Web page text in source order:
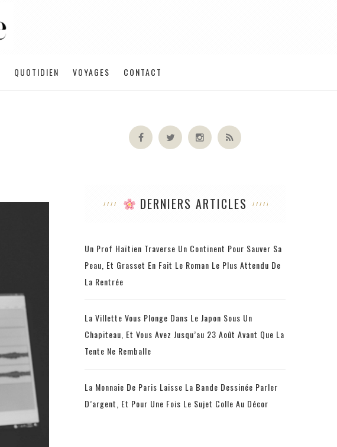
QUOTIDIEN VOYAGES CONTACT
DERNIERS ARTICLES
Un Prof Haïtien Traverse Un Continent Pour Sauver Sa
Peau, Et Grasset En Fait Le Roman Le Plus Attendu De
La Rentrée
La Villette Vous Plonge Dans Le Japon Sous Un
Chapiteau, Et Vous Avez Jusqu’au 23 Août Avant Que La
Tente Ne Remballe
La Monnaie De Paris Laisse La Bande Dessinée Parler
D’argent, Et Pour Une Fois Le Sujet Colle Au Décor